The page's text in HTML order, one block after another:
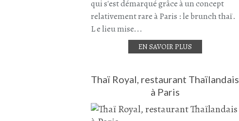
qui s'est démarqué grâce à un concept
relativement rare à Paris : le brunch thaï.
L e lieu mise...
EN SAVOIR PLUS
Thaï Royal, restaurant Thaïlandais
à Paris